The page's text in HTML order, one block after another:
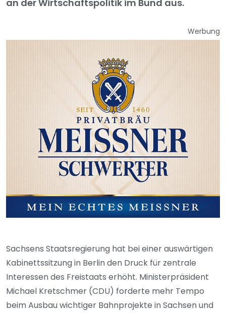
an der Wirtschaftspolitik im Bund aus.
Werbung
Sachsens Staatsregierung hat bei einer auswärtigen
Kabinettssitzung in Berlin den Druck für zentrale
Interessen des Freistaats erhöht. Ministerpräsident
Michael Kretschmer (CDU) forderte mehr Tempo
beim Ausbau wichtiger Bahnprojekte in Sachsen und